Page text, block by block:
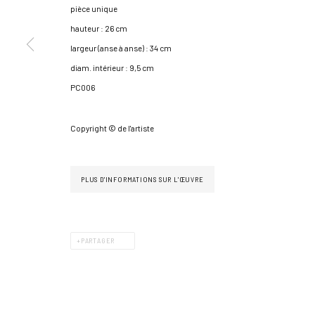
pièce unique
hauteur : 26 cm
largeur (anse à anse) : 34 cm
diam. intérieur : 9,5 cm
PC006
Copyright © de l'artiste
PLUS D'INFORMATIONS SUR L'ŒUVRE
PARTAGER